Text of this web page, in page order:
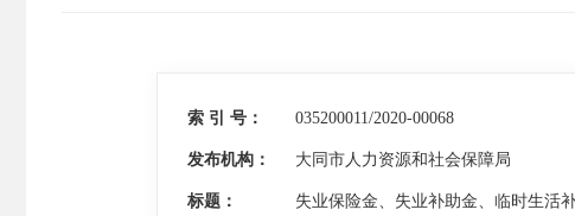
索 引 号： 035200011/2020-00068
发布机构： 大同市人力资源和社会保障局
标题： 失业保险金、失业补助金、临时生活